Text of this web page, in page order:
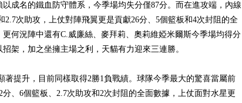
成名的鐵血防守體系，今季場均失分僅87分。而在進攻端，內線
2.7次助攻，上仗對陣飛翼更是貢獻26分、5個籃板和4次封阻的全
何況陣中還有C.威廉絲、麥拜莉、奧莉維婭米爾斯今季場均得分
架，加之坐擁主場之利，天貓有力迎來三連勝。
升，目前同樣取得2勝1負戰績。球隊今季最大的驚喜當屬前
、6個籃板、2.7次助攻和2次封阻的全面數據，上仗面對水星更